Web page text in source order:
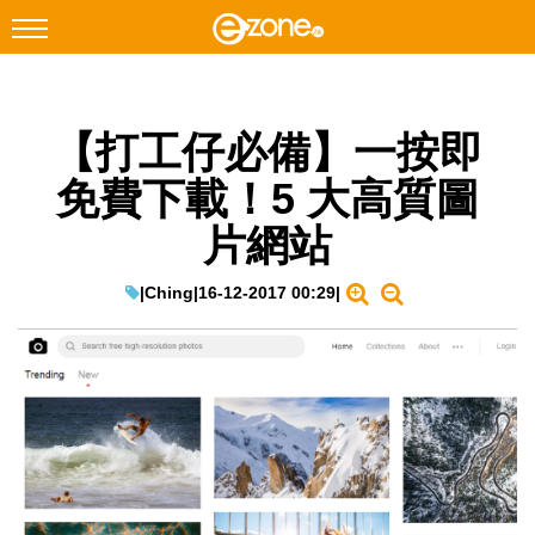
Facebook Instagram
科技焦點
教學評測
EduTech
IT Times
生成式AI與雲端應用
Enterprise Digital Transformation
【打工仔必備】一按即
免費下載！5 大高質圖
片網站
|Ching|16-12-2017 00:29|